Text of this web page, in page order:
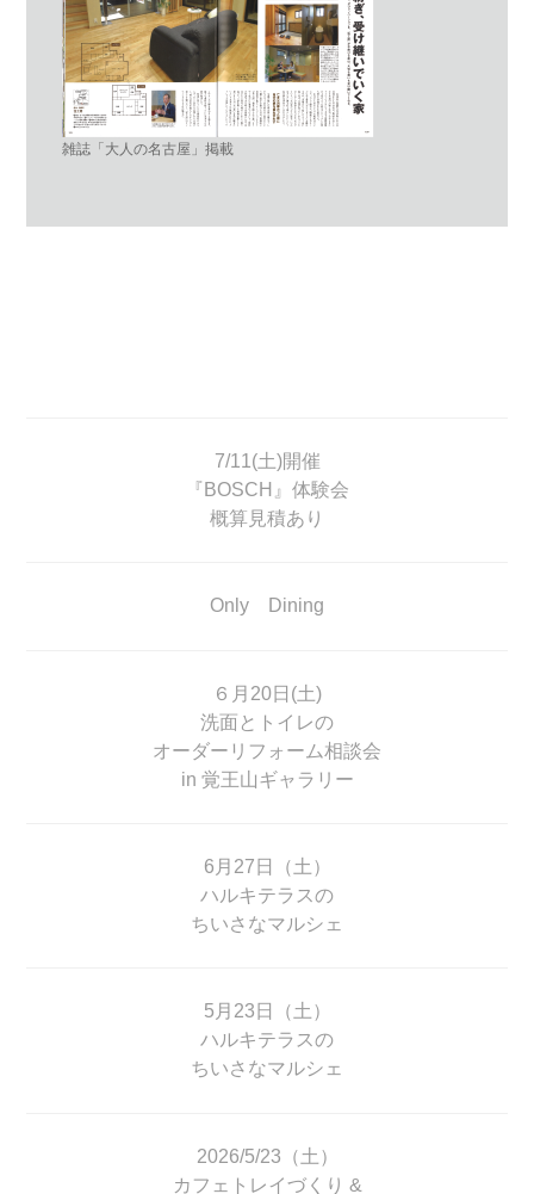
雑誌「大人の名古屋」掲載
7/11(土)開催
『BOSCH』体験会
概算見積あり
Only Dining
６月20日(土)
洗面とトイレの
オーダーリフォーム相談会
in 覚王山ギャラリー
6月27日（土）
ハルキテラスの
ちいさなマルシェ
5月23日（土）
ハルキテラスの
ちいさなマルシェ
2026/5/23（土）
カフェトレイづくり &